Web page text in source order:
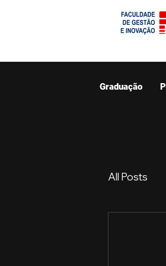
Graduação
All Posts